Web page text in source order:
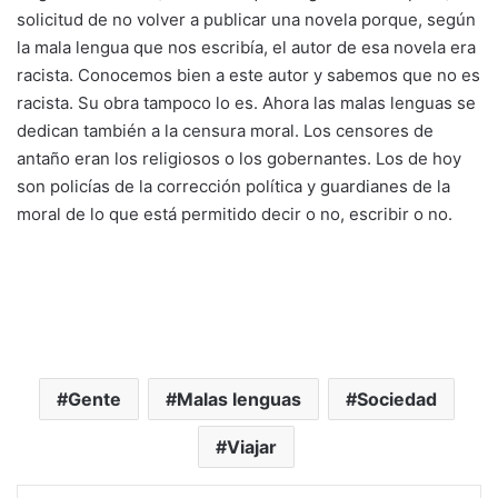
solicitud de no volver a publicar una novela porque, según
la mala lengua que nos escribía, el autor de esa novela era
racista. Conocemos bien a este autor y sabemos que no es
racista. Su obra tampoco lo es. Ahora las malas lenguas se
dedican también a la censura moral. Los censores de
antaño eran los religiosos o los gobernantes. Los de hoy
son policías de la corrección política y guardianes de la
moral de lo que está permitido decir o no, escribir o no.
Gente Malas lenguas Sociedad
Viajar